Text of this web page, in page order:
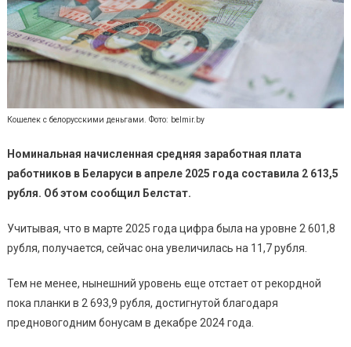
Кошелек с белорусскими деньгами. Фото: belmir.by
Номинальная начисленная средняя заработная плата
работников в Беларуси в апреле 2025 года составила 2 613,5
рубля. Об этом сообщил Белстат.
Учитывая, что в марте 2025 года цифра была на уровне 2 601,8
рубля, получается, сейчас она увеличилась на 11,7 рубля.
Тем не менее, нынешний уровень еще отстает от рекордной
пока планки в 2 693,9 рубля, достигнутой благодаря
предновогодним бонусам в декабре 2024 года.